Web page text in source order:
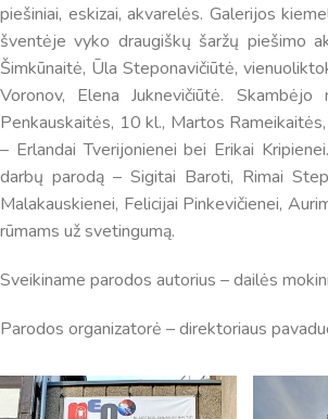
piešiniai, eskizai, akvarelės. Galerijos
šventėje vyko draugiškų šaržų piešimo
Šimkūnaitė, Ūla Steponavičiūtė,
Voronov, Elena Juknevičiūtė.
Penkauskaitės, 10 kl., Martos
– Erlandai Tverijonienei bei Erikai
darbų parodą – Sigitai Baroti, Rimai
Malakauskienei, Felicijai Pinkevičienei,
rūmams už svetingumą.
Sveikiname parodos autorius – dailės
Parodos organizatorė – direktoriaus